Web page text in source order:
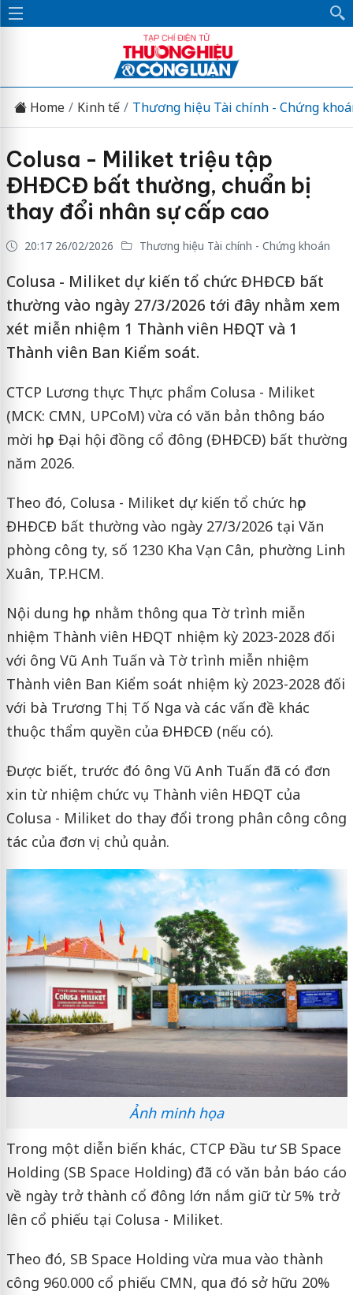
Home Kinh tế Thương hiệu Tài chính - Chứng
Colusa - Miliket triệu tập
ĐHĐCĐ bất thường, chuẩn bị
thay đổi nhân sự cấp cao
20:17 26/02/2026 Thương hiệu Tài chính - Chứng khoán
Colusa - Miliket dự kiến tổ chức ĐHĐCĐ bất
thường vào ngày 27/3/2026 tới đây nhằm xem
xét miễn nhiệm 1 Thành viên HĐQT và 1
Thành viên Ban Kiểm soát.
CTCP Lương thực Thực phẩm Colusa - Miliket
(MCK: CMN, UPCoM) vừa có văn bản thông báo
mời họp Đại hội đồng cổ đông (ĐHĐCĐ) bất thường
năm 2026.
Theo đó, Colusa - Miliket dự kiến tổ chức họp
ĐHĐCĐ bất thường vào ngày 27/3/2026 tại Văn
phòng công ty, số 1230 Kha Vạn Cân, phường Linh
Xuân, TP.HCM.
Nội dung họp nhằm thông qua Tờ trình miễn
nhiệm Thành viên HĐQT nhiệm kỳ 2023-2028 đối
với ông Vũ Anh Tuấn và Tờ trình miễn nhiệm
Thành viên Ban Kiểm soát nhiệm kỳ 2023-2028 đối
với bà Trương Thị Tố Nga và các vấn đề khác
thuộc thẩm quyền của ĐHĐCĐ (nếu có).
Được biết, trước đó ông Vũ Anh Tuấn đã có đơn
xin từ nhiệm chức vụ Thành viên HĐQT của
Colusa - Miliket do thay đổi trong phân công công
tác của đơn vị chủ quản.
Ảnh minh họa
Trong một diễn biến khác, CTCP Đầu tư SB Space
Holding (SB Space Holding) đã có văn bản báo cáo
về ngày trở thành cổ đông lớn nắm giữ từ 5% trở
lên cổ phiếu tại Colusa - Miliket.
Theo đó, SB Space Holding vừa mua vào thành
công 960.000 cổ phiếu CMN, qua đó sở hữu 20%